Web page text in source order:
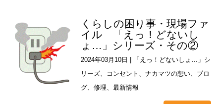
くらしの困り事・現場ファ
イル 「えっ！どないし
ょ…」シリーズ・その②
2024年03月10日
「えっ！どないしょ…」シ
リーズ
コンセント 、ナカマツの想い
ブロ
グ 、修理 、最新情報